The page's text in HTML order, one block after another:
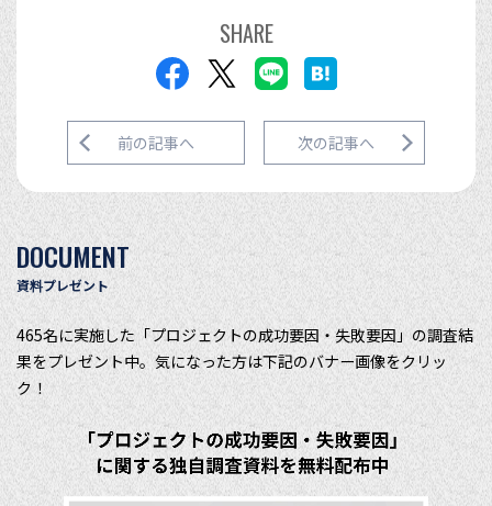
SHARE
前の記事へ 次の記事へ
DOCUMENT
資料プレゼント
465名に実施した「プロジェクトの成功要因・失敗要因」の調査結
果をプレゼント中。気になった方は下記のバナー画像をクリッ
ク！